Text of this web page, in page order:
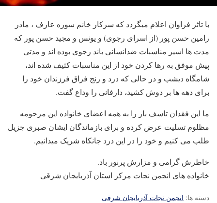
با تاثر فراوان اعلام میگردد که سرکار خانم سوره عارف ، مادر
رامین حسن پور (از اسرای رجوی) و یونس و مجید حسن پور که
مدت ها اسیر مناسبات ضدانسانی باند رجوی بوده اند و مدتی
پیش موفق به رها کردن خود از این مناسبات کثیف شده اند،
شامگاه دیشب و در حالی که درد و رنج فراق فرزندان خود را
برای دهه ها بر دوش کشید، دارفانی را وداع گفت.
ما این فقدان تاسف بار را به همه اعضای خانواده این مرحومه
مظلوم تسلیت عرض کرده و برای بازماندگان ایشان صبری جزیل
طلب می کنیم و خود را در این درد جانکاه شریک میدانیم.
خاطرش گرامی و مزارش پرنور باد.
خانواده های انجمن نجات مرکز استان آذربایجان شرقی
دسته ها: انجمن نجات آذربایجان شرقی